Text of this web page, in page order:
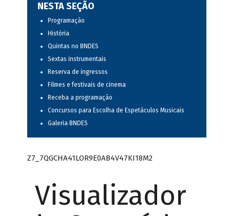
NESTA SEÇÃO
Programação
História
Quintas no BNDES
Sextas instrumentais
Reserva de ingressos
Filmes e festivais de cinema
Receba a programação
Concursos para Escolha de Espetáculos Musicais
Galeria BNDES
Z7_7QGCHA41LOR9E0AB4V47KI18M2
Visualizador